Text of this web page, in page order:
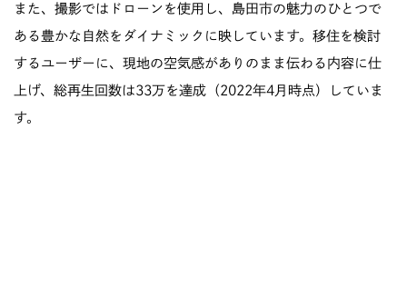
また、撮影ではドローンを使用し、島田市の魅力のひとつで
ある豊かな自然をダイナミックに映しています。移住を検討
するユーザーに、現地の空気感がありのまま伝わる内容に仕
上げ、総再生回数は33万を達成（2022年4月時点）していま
す。